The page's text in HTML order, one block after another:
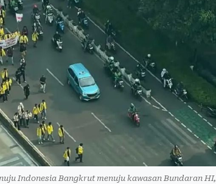
Indonesia Bangkrut menuju kawasan Bundaran HI,